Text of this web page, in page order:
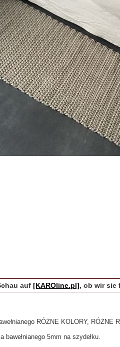
auf [KAROline.pl], ob wir sie
RÓŻNE KOLORY, RÓŻNE
5mm na szydełku.